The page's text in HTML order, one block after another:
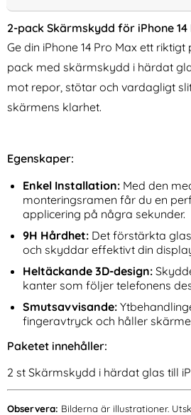
I Härdat Glas
Linsskydd I Härdat Glas
rea pris
111 krtidigare pris
111 kr
Tillgänglighet:
I lager
Köp
2-Pack iPhone 17 Pro Linsskydd
99
I
2-pack Skärmskydd för iPhone
Ge din iPhone 14 Pro Max ett
pack med skärmskydd i härdat
mot repor, stötar och vardagligt
skärmens klarhet.
Egenskaper:
Enkel Installation: Med den
monteringsramen får du en
applicering på några sekunder.
9H Hårdhet: Det förstärkta
och skyddar effektivt din
Heltäckande 3D-design:
kanter som följer telefonens
Smutsavvisande:
fingeravtryck och håller
Paketet innehåller:
2 st Skärmskydd i härdat glas till
Observera: Bilderna är illustrationer.